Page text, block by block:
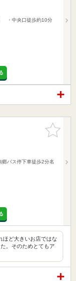
・中央口徒歩約10分
お気に入
りに追加
バス停下車徒歩2分名
ほど大きいお店ではな
。そのためとてもア